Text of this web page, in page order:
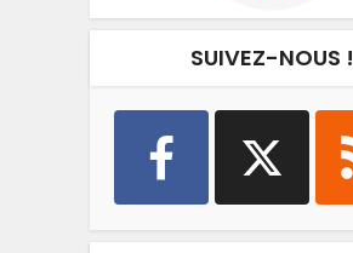
SUIVEZ-NOUS !